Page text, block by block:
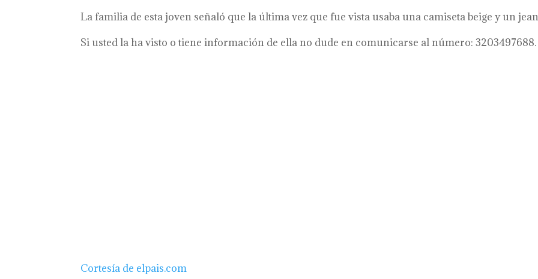
La familia de esta joven señaló que la última vez que fue vista usaba una camiseta beige y un
Si usted la ha visto o tiene información de ella no dude en comunicarse al número: 3203497688.
Cortesía de elpais.com